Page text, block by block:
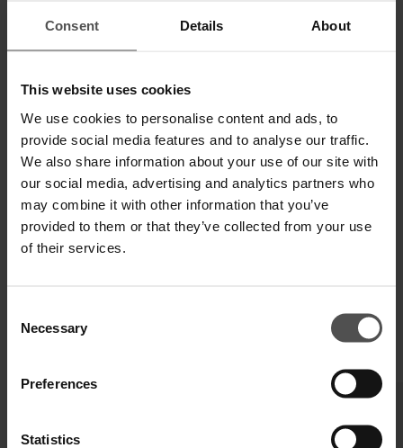
Consent Details About
This website uses cookies
We use cookies to personalise content and ads, to
provide social media features and to analyse our traffic.
We also share information about your use of our site with
our social media, advertising and analytics partners who
may combine it with other information that you’ve
provided to them or that they’ve collected from your use
of their services.
Selection
Necessary
Preferences
Statistics
TECHNISCHE SPEZIFIKATIONEN
DIGITALER PRODUKTPASS